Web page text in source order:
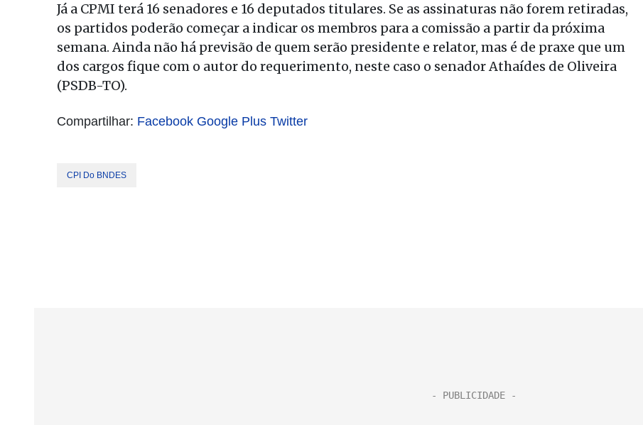
Já a CPMI terá 16 senadores e 16 deputados titulares. Se as assinaturas não forem retiradas,
os partidos poderão começar a indicar os membros para a comissão a partir da próxima
semana. Ainda não há previsão de quem serão presidente e relator, mas é de praxe que um
dos cargos fique com o autor do requerimento, neste caso o senador Athaídes de Oliveira
(PSDB-TO).
Compartilhar: Facebook Google Plus Twitter
CPI Do BNDES